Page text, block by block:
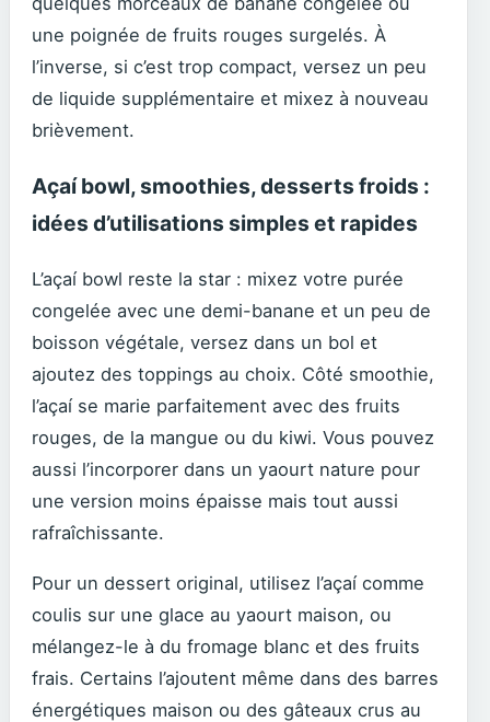
une poignée de fruits rouges surgelés. À
l’inverse, si c’est trop compact, versez un peu
de liquide supplémentaire et mixez à nouveau
brièvement.
Açaí bowl, smoothies, desserts froids :
idées d’utilisations simples et rapides
L’açaí bowl reste la star : mixez votre purée
congelée avec une demi-banane et un peu de
boisson végétale, versez dans un bol et
ajoutez des toppings au choix. Côté smoothie,
l’açaí se marie parfaitement avec des fruits
rouges, de la mangue ou du kiwi. Vous pouvez
aussi l’incorporer dans un yaourt nature pour
une version moins épaisse mais tout aussi
rafraîchissante.
Pour un dessert original, utilisez l’açaí comme
coulis sur une glace au yaourt maison, ou
mélangez-le à du fromage blanc et des fruits
frais. Certains l’ajoutent même dans des barres
énergétiques maison ou des gâteaux crus au